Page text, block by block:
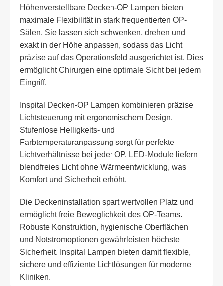
Höhenverstellbare Decken-OP Lampen bieten
maximale Flexibilität in stark frequentierten OP-
Sälen. Sie lassen sich schwenken, drehen und
exakt in der Höhe anpassen, sodass das Licht
präzise auf das Operationsfeld ausgerichtet ist. Dies
ermöglicht Chirurgen eine optimale Sicht bei jedem
Eingriff.
Inspital Decken-OP Lampen kombinieren präzise
Lichtsteuerung mit ergonomischem Design.
Stufenlose Helligkeits- und
Farbtemperaturanpassung sorgt für perfekte
Lichtverhältnisse bei jeder OP. LED-Module liefern
blendfreies Licht ohne Wärmeentwicklung, was
Komfort und Sicherheit erhöht.
Die Deckeninstallation spart wertvollen Platz und
ermöglicht freie Beweglichkeit des OP-Teams.
Robuste Konstruktion, hygienische Oberflächen
und Notstromoptionen gewährleisten höchste
Sicherheit. Inspital Lampen bieten damit flexible,
sichere und effiziente Lichtlösungen für moderne
Kliniken.